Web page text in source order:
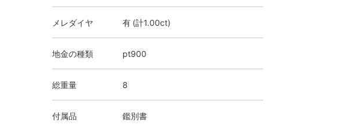
メレダイヤ 有 (計1.00ct)
地金の種類 pt900
総重量 8
付属品 鑑別書